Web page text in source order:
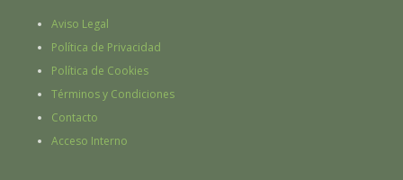
Aviso Legal
Política de Privacidad
Política de Cookies
Términos y Condiciones
Contacto
Acceso Interno